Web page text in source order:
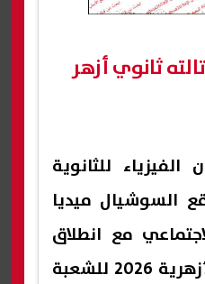
ثانوي أزهر
للثانوية
2026 مواقع السوشيال ميديا
مع انطلاق
امتحانات الثانوية الأزهرية 2026 للشعبة